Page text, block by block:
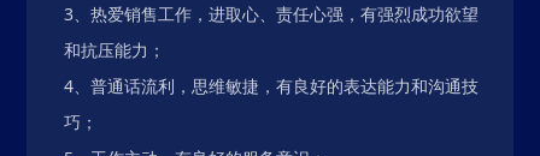
3、热爱销售工作，进取心、责任心强，有强烈成功欲望
和抗压能力；
4、普通话流利，思维敏捷，有良好的表达能力和沟通技
巧；